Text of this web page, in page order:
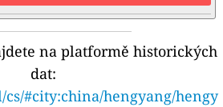
na platformě historických
dat:
#city:china/hengyang/hengy